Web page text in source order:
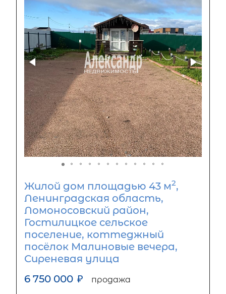
Жилой дом площадью 43 м2,
Ленинградская область,
Ломоносовский район,
Гостилицкое сельское
поселение, коттеджный
посёлок Малиновые вечера,
Сиреневая улица
6 750 000 ₽ продажа